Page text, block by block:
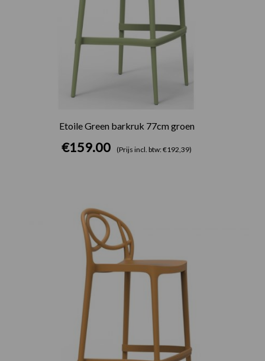
Etoile Green barkruk 77cm groen
€159.00 (Prijs incl. btw: €192,39)